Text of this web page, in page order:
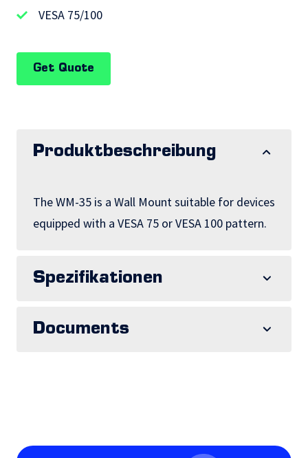
VESA 75/100
Get Quote
Produktbeschreibung
The WM-35 is a Wall Mount suitable for devices
equipped with a VESA 75 or VESA 100 pattern.
Spezifikationen
Documents